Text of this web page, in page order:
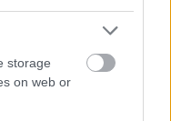
storage
on web or